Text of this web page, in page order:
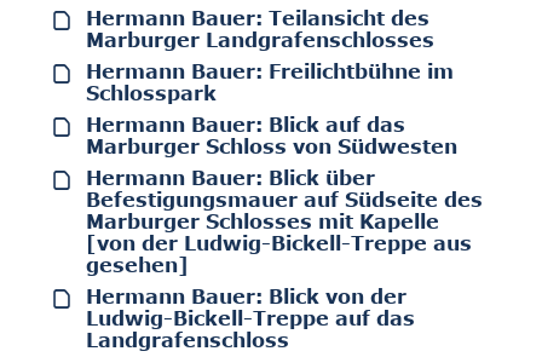
Hermann Bauer: Teilansicht des
Marburger Landgrafenschlosses
Hermann Bauer: Freilichtbühne im
Schlosspark
Hermann Bauer: Blick auf das
Marburger Schloss von Südwesten
Hermann Bauer: Blick über
Befestigungsmauer auf Südseite des
Marburger Schlosses mit Kapelle
[von der Ludwig-Bickell-Treppe aus
gesehen]
Hermann Bauer: Blick von der
Ludwig-Bickell-Treppe auf das
Landgrafenschloss